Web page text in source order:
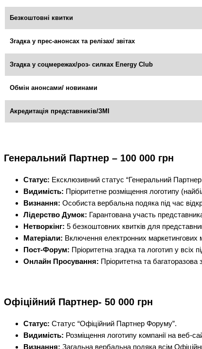
Безкоштовні квитки
Згадка у прес-анонсах та релізах/ звітах
Згадка у соцмережах/роз- силках Energy Club
Обмін анонсами/ новинами
Акредитація представників/ЗМІ
Генеральний Партнер – 100 000 грн
Статус: Ексклюзивний статус “Генеральний
Видимість: Пріоритетне розміщення логотипу
Визнання: Особиста вербальна подяка під час
Лідерство Думок: Гарантована участь
Нетворкінг: 5 безкоштовних квитків для
Матеріали: Включення електронних маркетингових
Пост-Форум: Пріоритетна згадка та логотип у всіх
Онлайн Просування: Пріоритетна та
Офіційний Партнер- 50 000 грн
Статус: Статус “Офіційний Партнер Форуму”.
Видимість: Розміщення логотипу компанії на веб-
Визнання: Загальна вербальна подяка всім